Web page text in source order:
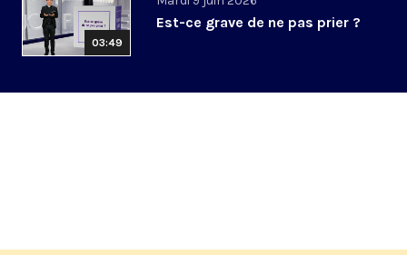
03:49
Est-ce grave de ne pas prier ?